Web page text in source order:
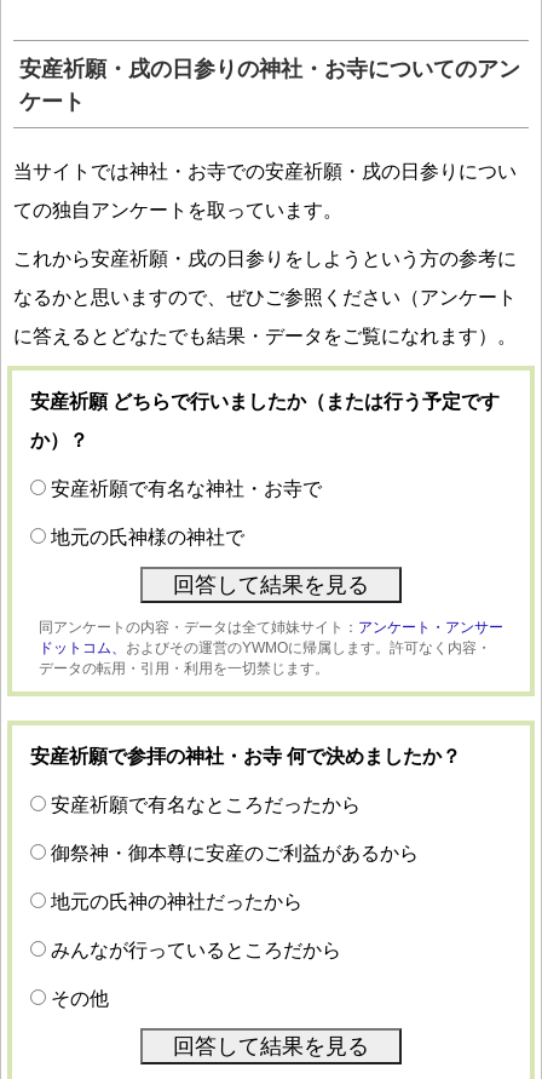
安産祈願・戌の日参りの神社・お寺についてのアン
ケート
当サイトでは神社・お寺での安産祈願・戌の日参りについ
ての独自アンケートを取っています。
これから安産祈願・戌の日参りをしようという方の参考に
なるかと思いますので、ぜひご参照ください（アンケート
に答えるとどなたでも結果・データをご覧になれます）。
安産祈願 どちらで行いましたか（または行う予定です
か）？
安産祈願で有名な神社・お寺で
地元の氏神様の神社で
同アンケートの内容・データは全て姉妹サイト： アンケート・アンサー
ドットコム、 およびその運営のYWMOに帰属します。許可なく内容・
データの転用・引用・利用を一切禁じます。
安産祈願で参拝の神社・お寺 何で決めましたか？
安産祈願で有名なところだったから
御祭神・御本尊に安産のご利益があるから
地元の氏神の神社だったから
みんなが行っているところだから
その他